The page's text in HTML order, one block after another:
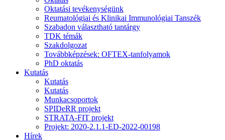
Oktatási tevékenységünk
Reumatológiai és Klinikai Immunológiai Tanszék
Szabadon választható tantárgy
TDK témák
Szakdolgozat
Továbbképzések: OFTEX-tanfolyamok
PhD oktatás
Kutatás
Kutatás
Kutatás
Munkacsoportok
SPIDeRR projekt
STRATA-FIT projekt
Projekt: 2020-2.1.1-ED-2022-00198
Hírek